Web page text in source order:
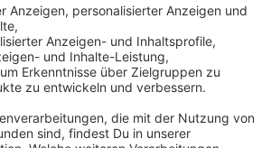
Links zum Thema:
vorher einüben